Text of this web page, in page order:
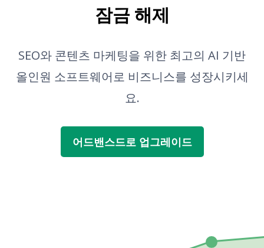
잠금 해제
SEO와 콘텐츠 마케팅을 위한 최고의 AI 기반
올인원 소프트웨어로 비즈니스를 성장시키세
요.
어드밴스드로 업그레이드